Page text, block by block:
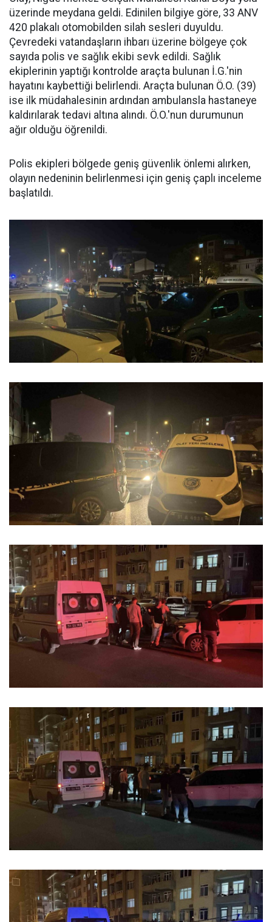
üzerinde meydana geldi. Edinilen bilgiye göre, 33 ANV
420 plakalı otomobilden silah sesleri duyuldu.
Çevredeki vatandaşların ihbarı üzerine bölgeye çok
sayıda polis ve sağlık ekibi sevk edildi. Sağlık
ekiplerinin yaptığı kontrolde araçta bulunan İ.G.'nin
hayatını kaybettiği belirlendi. Araçta bulunan Ö.O. (39)
ise ilk müdahalesinin ardından ambulansla hastaneye
kaldırılarak tedavi altına alındı. Ö.O.'nun durumunun
ağır olduğu öğrenildi.
Polis ekipleri bölgede geniş güvenlik önlemi alırken,
olayın nedeninin belirlenmesi için geniş çaplı inceleme
başlatıldı.